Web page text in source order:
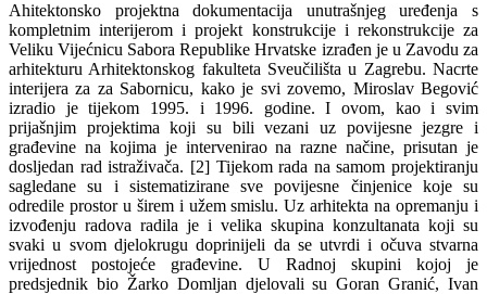
Ahitektonsko projektna dokumentacija unutrašnjeg uređenja s
kompletnim interijerom i projekt konstrukcije i rekonstrukcije za
Veliku Vijećnicu Sabora Republike Hrvatske izrađen je u Zavodu za
arhitekturu Arhitektonskog fakulteta Sveučilišta u Zagrebu. Nacrte
interijera za za Sabornicu, kako je svi zovemo, Miroslav Begović
izradio je tijekom 1995. i 1996. godine. I ovom, kao i svim
prijašnjim projektima koji su bili vezani uz povijesne jezgre i
građevine na kojima je intervenirao na razne načine, prisutan je
dosljedan rad istraživača. [2] Tijekom rada na samom projektiranju
sagledane su i sistematizirane sve povijesne činjenice koje su
odredile prostor u širem i užem smislu. Uz arhitekta na opremanju i
izvođenju radova radila je i velika skupina konzultanata koji su
svaki u svom djelokrugu doprinijeli da se utvrdi i očuva stvarna
vrijednost postojeće građevine. U Radnoj skupini kojoj je
predsjednik bio Žarko Domljan djelovali su Goran Granić, Ivan